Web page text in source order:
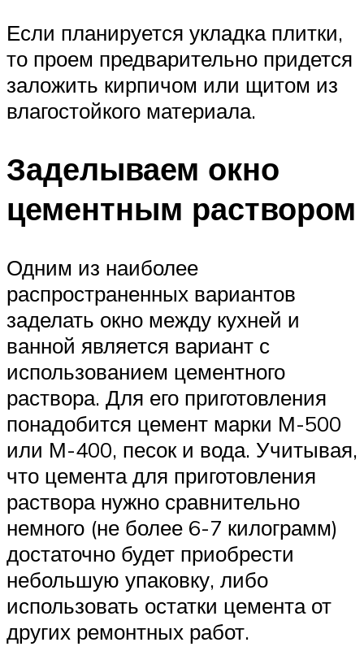
Если планируется укладка плитки,
то проем предварительно придется
заложить кирпичом или щитом из
влагостойкого материала.
Заделываем окно
цементным раствором
Одним из наиболее
распространенных вариантов
заделать окно между кухней и
ванной является вариант с
использованием цементного
раствора. Для его приготовления
понадобится цемент марки М-500
или М-400, песок и вода. Учитывая,
что цемента для приготовления
раствора нужно сравнительно
немного (не более 6-7 килограмм)
достаточно будет приобрести
небольшую упаковку, либо
использовать остатки цемента от
других ремонтных работ.